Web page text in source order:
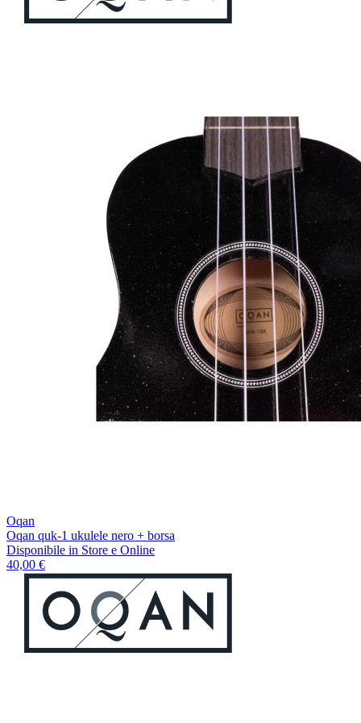
Oqan
Oqan quk-1 ukulele nero + borsa
Disponibile in Store e Online
40,00 €